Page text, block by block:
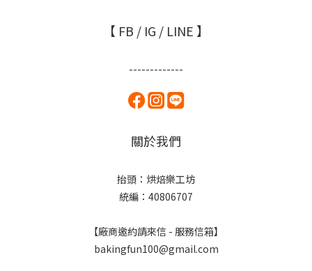
【 FB / IG / LINE 】
-------------
關於我們
抬頭：烘焙樂工坊
統編：40806707
【廠商邀約請來信 - 服務信箱】
bakingfun100@gmail.com